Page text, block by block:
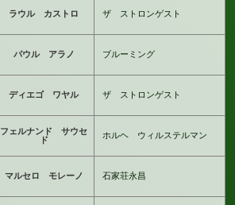
ラウル カストロ ザ ストロンゲスト
パウル アラノ ブルーミング
ディエゴ ワヤル ザ ストロンゲスト
フェルナンド サウセ
ド
ホルヘ ウィルステルマン
マルセロ モレーノ 石家荘永昌